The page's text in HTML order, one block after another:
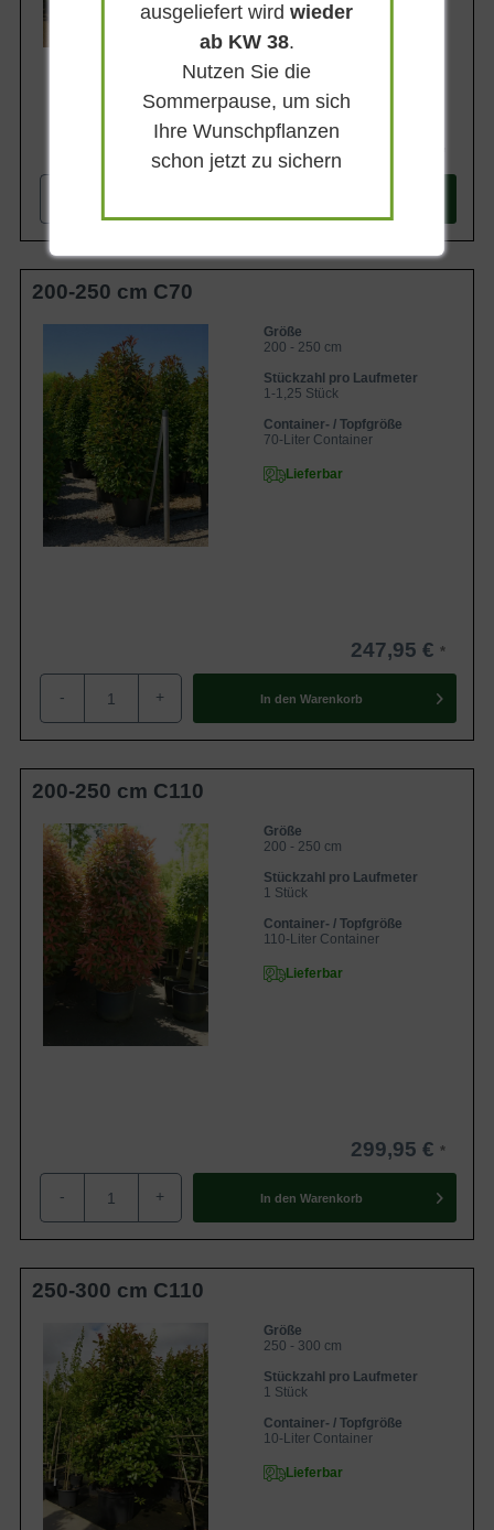
200-250 cm C70
Größe
200 - 250 cm
Stückzahl pro Laufmeter
1-1,25 Stück
Container- / Topfgröße
70-Liter Container
Lieferbar
247,95 €
- + In den Warenkorb
200-250 cm C110
Größe
200 - 250 cm
Stückzahl pro Laufmeter
1 Stück
Container- / Topfgröße
110-Liter Container
Lieferbar
299,95 €
- + In den Warenkorb
250-300 cm C110
Größe
250 - 300 cm
Stückzahl pro Laufmeter
1 Stück
Container- / Topfgröße
10-Liter Container
Lieferbar
ausgeliefert wirdwieder
ab KW 38.
Nutzen Sie die
Sommerpause, um sich
Ihre Wunschpflanzen
schon jetzt zu sichern